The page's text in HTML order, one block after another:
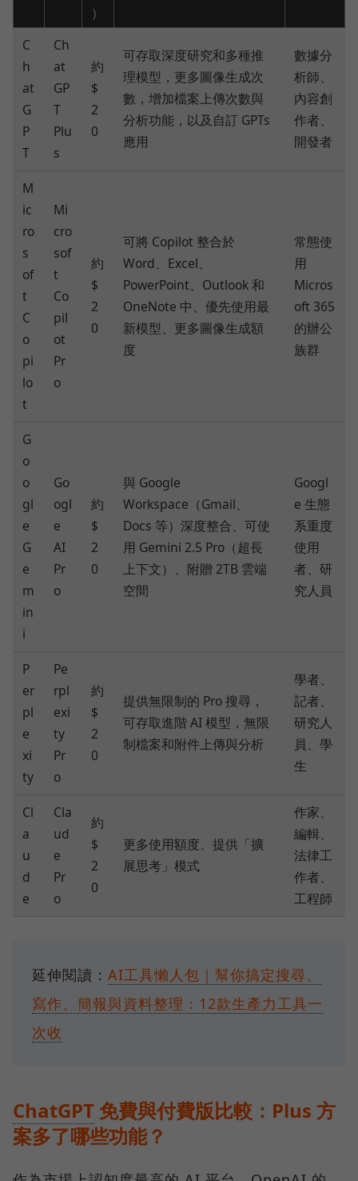
）
C
h
at
G
P
T
Ch
at
GP
T
Plu
s
約
$
2
0
可存取深度研究和多種推
理模型，更多圖像生成次
數，增加檔案上傳次數與
分析功能，以及自訂 GPTs
應用
數據分
析師、
內容創
作者、
開發者
M
ic
ro
s
of
t
C
o
pi
lo
t
Mi
cro
sof
t
Co
pil
ot
Pr
o
約
$
2
0
可將 Copilot 整合於
Word、Excel、
PowerPoint、Outlook 和
OneNote 中、優先使用最
新模型、更多圖像生成額
度
常態使
用
Micros
oft 365
的辦公
族群
G
o
o
gl
e
G
e
m
in
i
Go
ogl
e
AI
Pr
o
約
$
2
0
與 Google
Workspace（Gmail、
Docs 等）深度整合、可使
用 Gemini 2.5 Pro（超長
上下文）、附贈 2TB 雲端
空間
Googl
e 生態
系重度
使用
者、研
究人員
P
er
pl
e
xi
ty
Pe
rpl
exi
ty
Pr
o
約
$
2
0
提供無限制的 Pro 搜尋，
可存取進階 AI 模型，無限
制檔案和附件上傳與分析
學者、
記者、
研究人
員、學
生
Cl
a
u
d
e
Cla
ud
e
Pr
o
約
$
2
0
更多使用額度、提供「擴
展思考」模式
作家、
編輯、
法律工
作者、
工程師
延伸閱讀： AI工具懶人包｜幫你搞定搜尋、
寫作、簡報與資料整理：12款生產力工具一
次收
ChatGPT 免費與付費版比較：Plus 方
案多了哪些功能？